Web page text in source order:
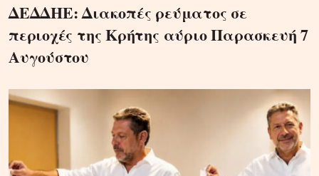
ΔΕΔΔΗΕ: Διακοπές ρεύματος σε
περιοχές της Κρήτης αύριο Παρασκευή 7
Αυγούστου